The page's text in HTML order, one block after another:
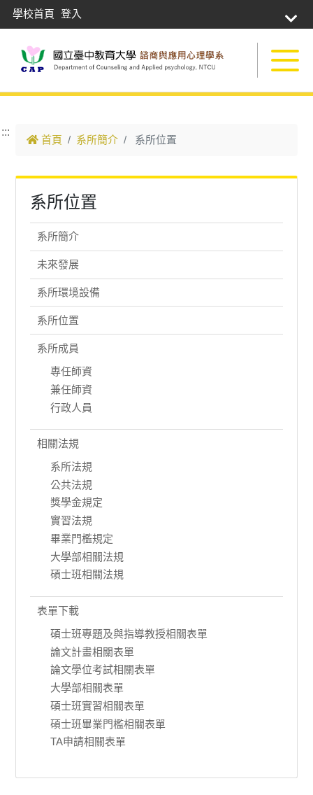
學校首頁 登入
跳到主要內容
:::
首頁 系所簡介 系所位置
系所位置
系所簡介
未來發展
系所環境設備
系所位置
系所成員
專任師資
兼任師資
行政人員
相關法規
系所法規
公共法規
獎學金規定
實習法規
畢業門檻規定
大學部相關法規
碩士班相關法規
表單下載
碩士班專題及與指導教授相關表單
論文計畫相關表單
論文學位考試相關表單
大學部相關表單
碩士班實習相關表單
碩士班畢業門檻相關表單
TA申請相關表單